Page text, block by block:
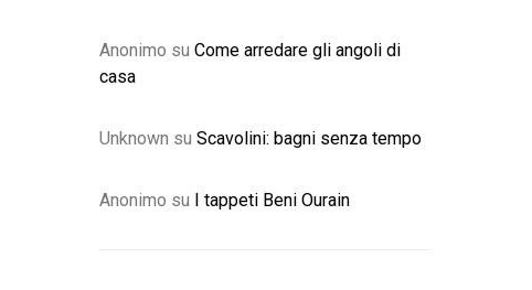
Anonimo su Come arredare gli angoli di
casa
Unknown su Scavolini: bagni senza tempo
Anonimo su I tappeti Beni Ourain